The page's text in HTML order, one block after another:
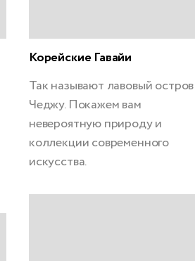
Корейские Гавайи
Так называют лавовый остров
Чеджу. Покажем вам
невероятную природу и
коллекции современного
искусства.